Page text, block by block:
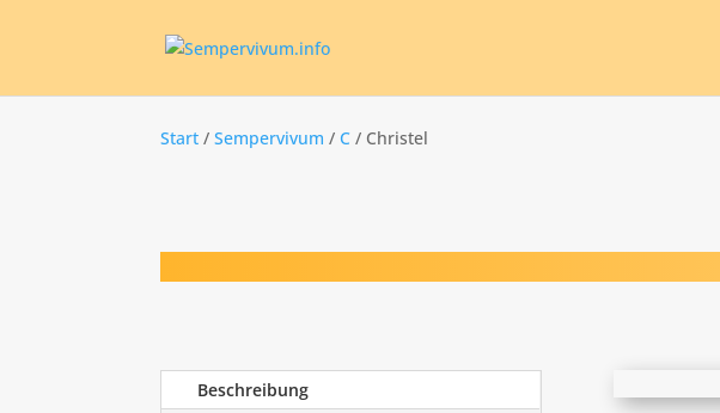
Start /Sempervivum /C / Christel
Beschreibung